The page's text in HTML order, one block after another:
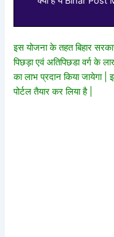
इस योजना के तहत बिहार
पिछड़ा एवं अतिपिछडा वर्ग के
का लाभ प्रदान किया जायेगा |
पोर्टल तैयार कर लिया है |